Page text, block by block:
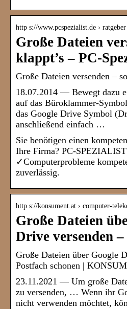
http s://www.pcspezialist.de ›
Große Dateien
klappt’s – PC-
Große Dateien versenden –
18.07.2014 — Bewegt dazu
auf das Büroklammer-
das Google Drive Symbol
anschließend einfach …
Sie benötigen einen
Ihre Firma? PC-
✓Computerprobleme
zuverlässig.
http s://konsument.at › computer-
Große Dateien
Drive versenden
Große Dateien über Google
Postfach schonen |
23.11.2021 — Um große
zu versenden, … Wenn ihr
nicht verwenden möchtet,